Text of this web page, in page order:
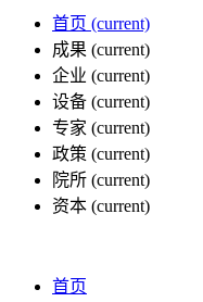
首页 (current)
成果 (current)
企业 (current)
设备 (current)
专家 (current)
政策 (current)
院所 (current)
资本 (current)
首页